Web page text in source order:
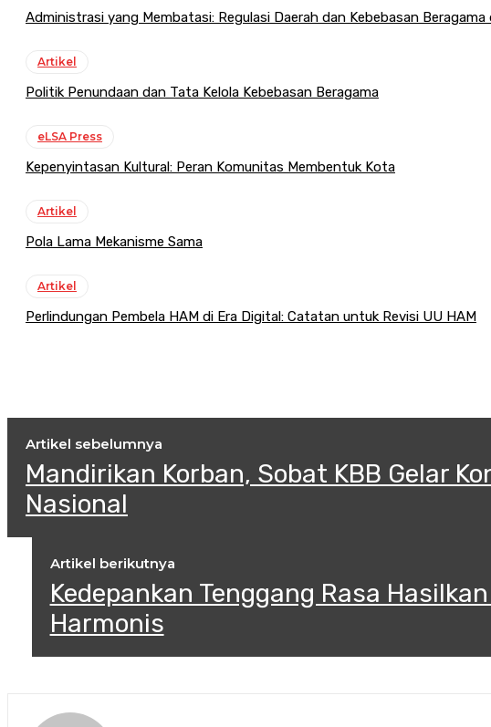
Administrasi yang Membatasi: Regulasi Daerah dan Kebebasan
Artikel
Politik Penundaan dan Tata Kelola Kebebasan Beragama
eLSA Press
Kepenyintasan Kultural: Peran Komunitas Membentuk Kota
Artikel
Pola Lama Mekanisme Sama
Artikel
Perlindungan Pembela HAM di Era Digital: Catatan untuk Revisi UU HAM
Artikel sebelumnya
Mandirikan Korban, Sobat KBB Gelar
Nasional
Artikel berikutnya
Kedepankan Tenggang Rasa
Harmonis